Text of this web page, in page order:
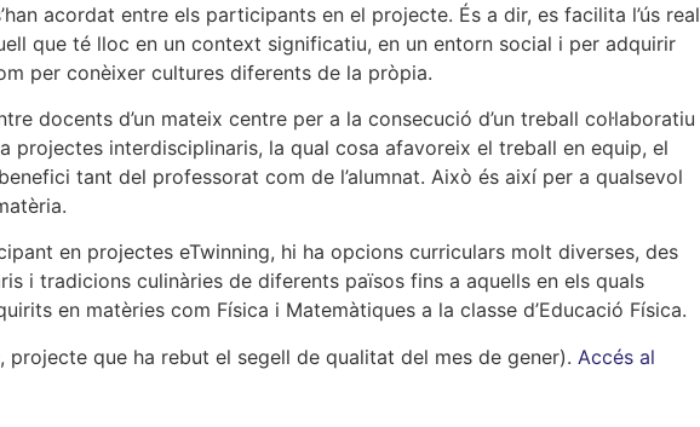
acordat entre els participants en el projecte. És a dir, es facilita l’ús real
que té lloc en un context significatiu, en un entorn social i per adquirir
per conèixer cultures diferents de la pròpia.
docents d’un mateix centre per a la consecució d’un treball col·laboratiu
projectes interdisciplinaris, la qual cosa afavoreix el treball en equip, el
tant del professorat com de l’alumnat. Això és així per a qualsevol
en projectes eTwinning, hi ha opcions curriculars molt diverses, des
i tradicions culinàries de diferents països fins a aquells en els quals
en matèries com Física i Matemàtiques a la classe d’Educació Física.
, projecte que ha rebut el segell de qualitat del mes de gener). Accés al